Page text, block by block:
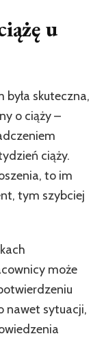
u
skuteczna,
o ciąży –
ciąży.
to im
tym szybciej
może
nawet sytuacji,